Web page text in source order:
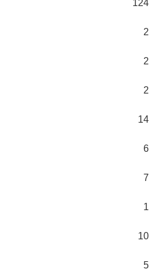
124
2
2
2
14
6
7
1
10
5